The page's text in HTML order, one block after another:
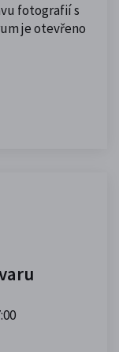
fotografií s
je otevřeno